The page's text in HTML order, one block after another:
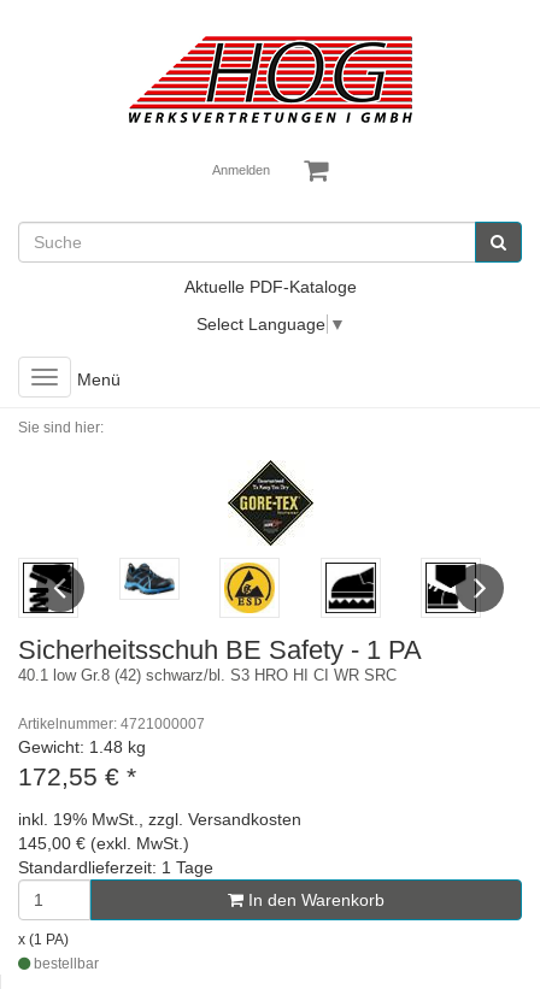
Anmelden
Aktuelle PDF-Kataloge
Select Language ▼
Toggle
navigation
Menü
Sie sind hier:
Previous Next
Sicherheitsschuh BE Safety - 1 PA
40.1 low Gr.8 (42) schwarz/bl. S3 HRO HI CI WR SRC
Artikelnummer: 4721000007
Gewicht: 1.48 kg
172,55 € *
inkl. 19% MwSt., zzgl. Versandkosten
145,00 € (exkl. MwSt.)
Standardlieferzeit: 1 Tage
In den Warenkorb
x (1 PA)
bestellbar